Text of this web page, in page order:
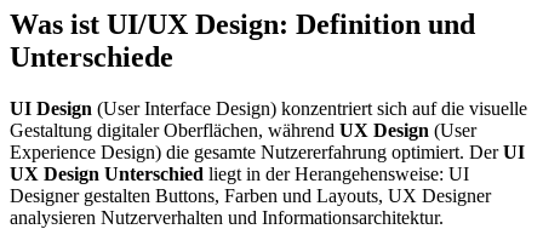
Was ist UI/UX Design: Definition und
Unterschiede
UI Design (User Interface Design) konzentriert sich auf die visuelle
Gestaltung digitaler Oberflächen, während UX Design (User
Experience Design) die gesamte Nutzererfahrung optimiert. DerUI
UX Design Unterschied liegt in der Herangehensweise: UI
Designer gestalten Buttons, Farben und Layouts, UX Designer
analysieren Nutzerverhalten und Informationsarchitektur.